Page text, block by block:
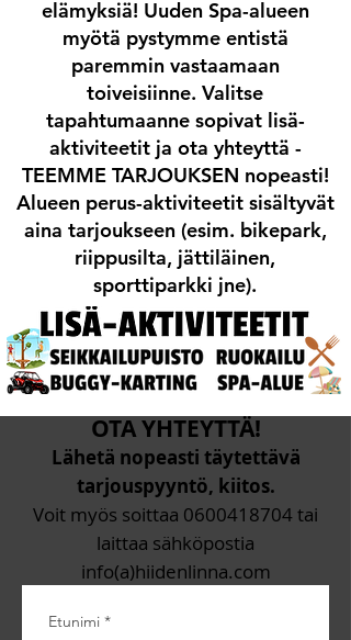
elämyksiä! Uuden Spa-alueen
myötä pystymme entistä
paremmin vastaamaan
toiveisiinne. Valitse
tapahtumaanne sopivat lisä-
aktiviteetit ja ota yhteyttä -
TEEMME TARJOUKSEN nopeasti!
Alueen perus-aktiviteetit sisältyvät
aina tarjoukseen (esim. bikepark,
riippusilta, jättiläinen,
sporttiparkki jne).
OTA YHTEYTTÄ!
Lähetä nopeasti täytettävä
tarjouspyyntö, kiitos.
Voit myös soittaa 0600418704tai
laittaa sähköpostia
info(a)hiidenlinna.com
Etunimi *